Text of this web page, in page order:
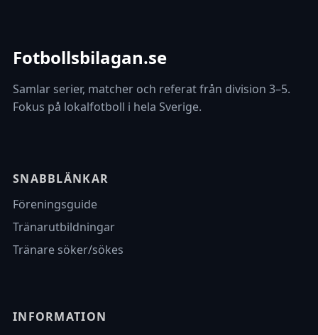
Fotbollsbilagan.se
Samlar serier, matcher och referat från division 3–5.
Fokus på lokalfotboll i hela Sverige.
SNABBLÄNKAR
Föreningsguide
Tränarutbildningar
Tränare söker/sökes
INFORMATION